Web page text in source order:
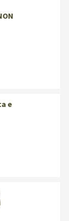
e